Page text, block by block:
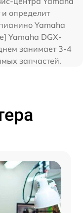
определит
Yamaha
Yamaha DGX-
занимает 3-4
запчастей.